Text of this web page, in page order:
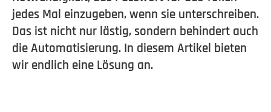
jedes Mal einzugeben, wenn sie unterschreiben.
Das ist nicht nur lästig, sondern behindert auch
die Automatisierung. In diesem Artikel bieten
wir endlich eine Lösung an.